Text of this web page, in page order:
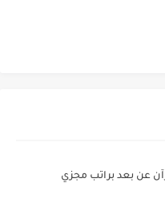
عن بعد براتب مجزي